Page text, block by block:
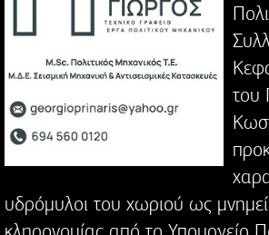
του
υδρόμυλοι του χωριού ως